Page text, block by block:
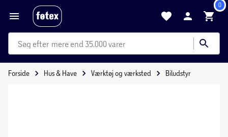
0
mere end 35.000 varer
Forside Hus & Have Værktøj og værksted Biludstyr